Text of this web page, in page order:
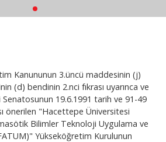
Kanununun 3.üncü maddesinin (j)
(d) bendinin 2.nci fıkrası uyarınca ve
19.6.1991 tarih ve 91-49
önerilen "Hacettepe Üniversitesi
Bilimler Teknoloji Uygulama ve
Yükseköğretim Kurulunun